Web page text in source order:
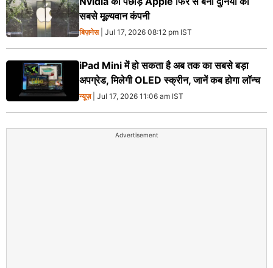
सबसे मूल्यवान कंपनी
बिज़नेस| Jul 17, 2026 08:12 pm IST
iPad Mini में हो सकता है अब तक का सबसे बड़ा
अपग्रेड, मिलेगी OLED स्क्रीन, जानें कब होगा लॉन्च
न्यूज़| Jul 17, 2026 11:06 am IST
Advertisement